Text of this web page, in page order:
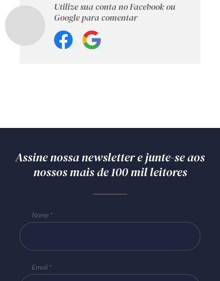
Utilize sua conta no Facebook ou
Google para comentar
Assine nossa newsletter e junte-se aos
nossos mais de 100 mil leitores
Nome
Email